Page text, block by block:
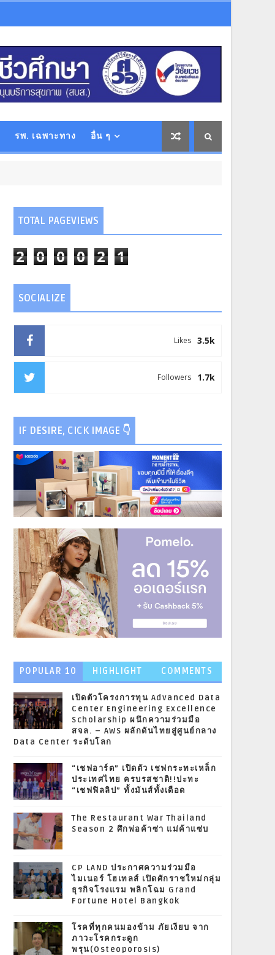
รพ. เฉพาะทาง อื่น ๆ
TOTAL PAGEVIEWS
2 0 0 0 2 1
SOCIALIZE
3.5k
Likes
1.7k
Followers
IF DESIRE, CICK IMAGE 👇
POPULAR 10
HIGHLIGHT
COMMENTS
เปิดตัวโครงการทุน Advanced Data
Center Engineering Excellence
Scholarship ผนึกความร่วมมือ
สจล. – AWS ผลักดันไทยสู่ศูนย์กลาง
Data Center ระดับโลก
“เชฟอาร์ต” เปิดตัว เชฟกระทะเหล็ก
ประเทศไทย ครบรสชาติ!!ปะทะ
“เชฟฟิลลิป” ทั้งมันส์ทั้งเดือด
The Restaurant War Thailand
Season 2 ศึกพ่อค้าซ่า แม่ค้าแซ่บ
CP LAND ประกาศความร่วมมือ
ไมเนอร์ โฮเทลส์ เปิดศักราชใหม่กลุ่ม
ธุรกิจโรงแรม พลิกโฉม Grand
Fortune Hotel Bangkok
โรคที่ทุกคนมองข้าม ภัยเงียบ จาก
ภาวะโรคกระดูก
พรุน(Osteoporosis)